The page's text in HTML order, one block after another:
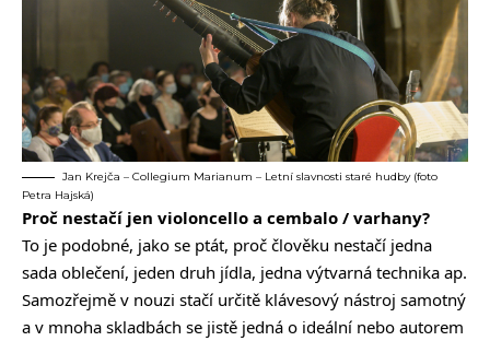
Jan Krejča – Collegium Marianum – Letní slavnosti staré hudby (foto
Petra Hajská)
Proč nestačí jen violoncello a cembalo / varhany?
To je podobné, jako se ptát, proč člověku nestačí jedna
sada oblečení, jeden druh jídla, jedna výtvarná technika ap.
Samozřejmě v nouzi stačí určitě klávesový nástroj samotný
a v mnoha skladbách se jistě jedná o ideální nebo autorem